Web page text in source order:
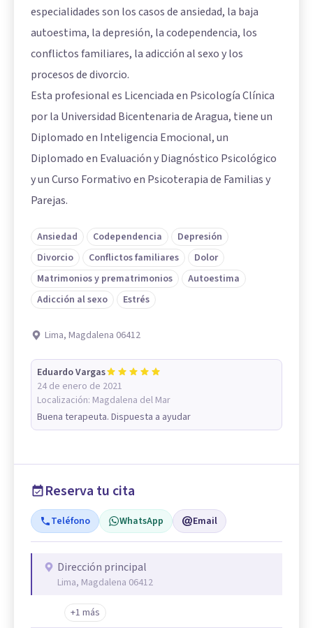
especialidades son los casos de ansiedad, la baja
autoestima, la depresión, la codependencia, los
conflictos familiares, la adicción al sexo y los
procesos de divorcio.
Esta profesional es Licenciada en Psicología Clínica
por la Universidad Bicentenaria de Aragua, tiene un
Diplomado en Inteligencia Emocional, un
Diplomado en Evaluación y Diagnóstico Psicológico
y un Curso Formativo en Psicoterapia de Familias y
Parejas.
Ansiedad Codependencia
Depresión
Divorcio
Conflictos familiares
Dolor
Matrimonios y prematrimonios
Autoestima
Adicción al sexo
Estrés
Lima, Magdalena 06412
Eduardo Vargas
24 de enero de 2021
Localización: Magdalena del Mar
Buena terapeuta. Dispuesta a ayudar
Reserva tu cita
Teléfono WhatsApp Email
Dirección principal
Lima, Magdalena 06412
+1 más